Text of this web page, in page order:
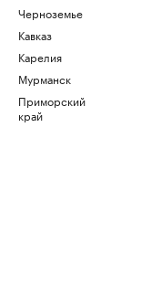
Черноземье
Кавказ
Карелия
Мурманск
Приморский
край